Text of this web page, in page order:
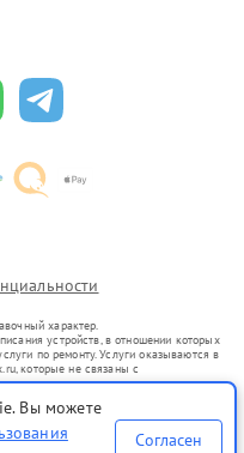
характер.
устройств, в отношении которых
по ремонту. Услуги оказываются в
которые не связаны с
представителями.
в гражданский оборот в соответствии
услуг или введения
о предоставляемых услугах по
Вы можете
Согласен